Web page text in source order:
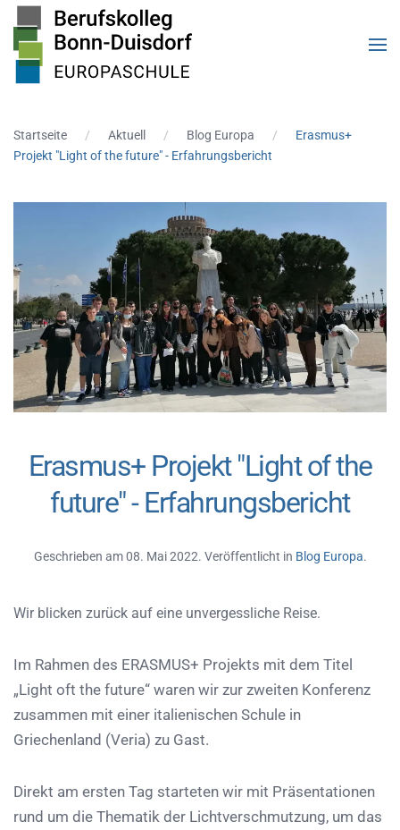
Zum Hauptinhalt springen
Startseite Aktuell Blog Europa
Erasmus+
Projekt "Light of the future" - Erfahrungsbericht
Erasmus+ Projekt "Light of the
future" - Erfahrungsbericht
Geschrieben am08. Mai 2022. Veröffentlicht in Blog Europa.
Wir blicken zurück auf eine unvergessliche Reise.
Im Rahmen des ERASMUS+ Projekts mit dem Titel
„Light oft the future“ waren wir zur zweiten Konferenz
zusammen mit einer italienischen Schule in
Griechenland (Veria) zu Gast.
Direkt am ersten Tag starteten wir mit Präsentationen
rund um die Thematik der Lichtverschmutzung, um das